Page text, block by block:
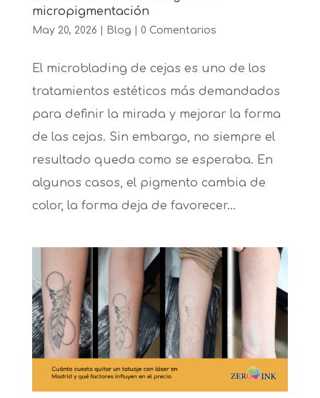
micropigmentación
May 20, 2026 Blog 0 Comentarios
El microblading de cejas es uno de los
tratamientos estéticos más demandados
para definir la mirada y mejorar la forma
de las cejas. Sin embargo, no siempre el
resultado queda como se esperaba. En
algunos casos, el pigmento cambia de
color, la forma deja de favorecer...